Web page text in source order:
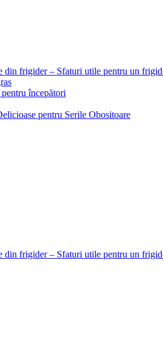
din frigider – Sfaturi utile pentru un
începători
pentru Serile Obositoare
din frigider – Sfaturi utile pentru un